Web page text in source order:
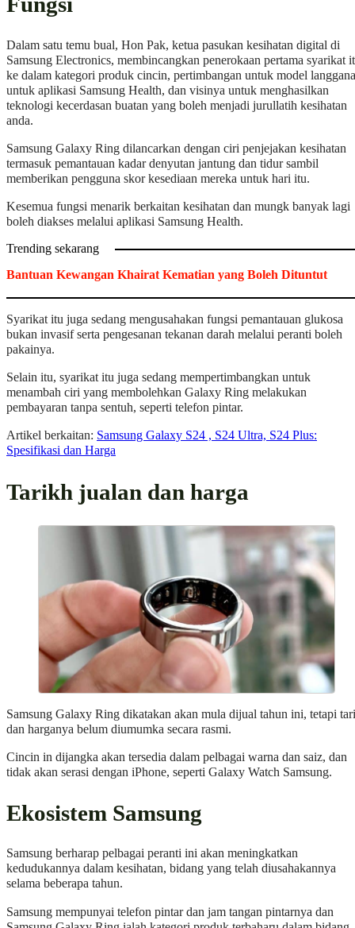
Dalam satu temu bual, Hon Pak, ketua pasukan kesihatan digital di
Samsung Electronics, membincangkan penerokaan pertama syarikat
ke dalam kategori produk cincin, pertimbangan untuk model
untuk aplikasi Samsung Health, dan visinya untuk menghasilkan
teknologi kecerdasan buatan yang boleh menjadi jurullatih kesihatan
anda.
Samsung Galaxy Ring dilancarkan dengan ciri penjejakan kesihatan
termasuk pemantauan kadar denyutan jantung dan tidur sambil
memberikan pengguna skor kesediaan mereka untuk hari itu.
Kesemua fungsi menarik berkaitan kesihatan dan mungk banyak lagi
boleh diakses melalui aplikasi Samsung Health.
Trending sekarang
Bantuan Kewangan Khairat Kematian yang Boleh Dituntut
Syarikat itu juga sedang mengusahakan fungsi pemantauan glukosa
bukan invasif serta pengesanan tekanan darah melalui peranti boleh
pakainya.
Selain itu, syarikat itu juga sedang mempertimbangkan untuk
menambah ciri yang membolehkan Galaxy Ring melakukan
pembayaran tanpa sentuh, seperti telefon pintar.
Artikel berkaitan: Samsung Galaxy S24 , S24 Ultra, S24 Plus:
Spesifikasi dan Harga
Tarikh jualan dan harga
Samsung Galaxy Ring dikatakan akan mula dijual tahun ini, tetapi
dan harganya belum diumumka secara rasmi.
Cincin in dijangka akan tersedia dalam pelbagai warna dan saiz, dan
tidak akan serasi dengan iPhone, seperti Galaxy Watch Samsung.
Ekosistem Samsung
Samsung berharap pelbagai peranti ini akan meningkatkan
kedudukannya dalam kesihatan, bidang yang telah diusahakannya
selama beberapa tahun.
Samsung mempunyai telefon pintar dan jam tangan pintarnya dan